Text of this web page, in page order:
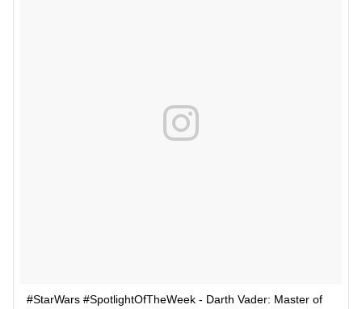
#StarWars #SpotlightOfTheWeek - Darth Vader: Master of